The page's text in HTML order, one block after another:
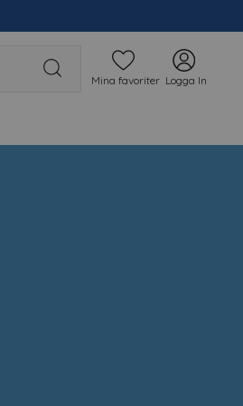
Mina favoriter Logga In